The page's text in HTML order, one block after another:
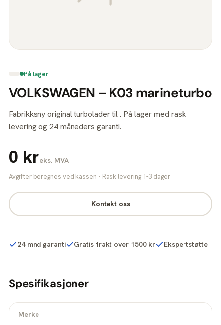
På lager
VOLKSWAGEN – K03 marineturbo
Fabrikksny original turbolader til . På lager med rask
levering og 24 måneders garanti.
0 kreks. MVA
Avgifter beregnes ved kassen · Rask levering 1–3 dager
Kontakt oss
24 mnd garanti Gratis frakt over 1500 kr Ekspertstøtte
Spesifikasjoner
Merke